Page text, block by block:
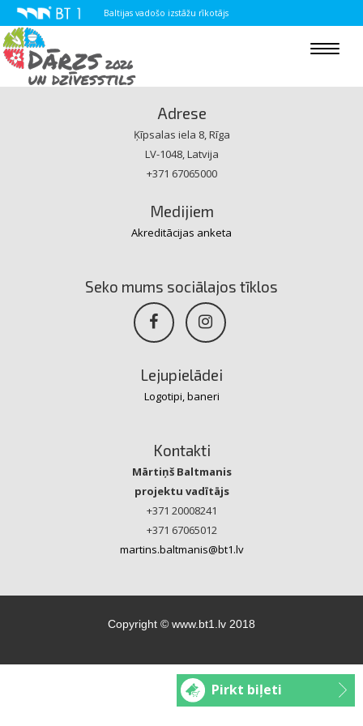
Baltijas vadošo izstāžu rīkotājs
Toggle
Adrese
Ķīpsalas iela 8, Rīga
LV-1048, Latvija
+371 67065000
Medijiem
Akreditācijas anketa
Seko mums sociālajos tīklos
Lejupielādei
Logotipi, baneri
Kontakti
Mārtiņš Baltmanis
projektu vadītājs
+371 20008241
+371 67065012
martins.baltmanis@bt1.lv
Copyright © www.bt1.lv 2018
Pirkt biļeti